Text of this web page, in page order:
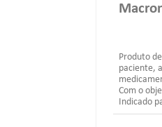
Produto
paciente,
Com o
Indicado